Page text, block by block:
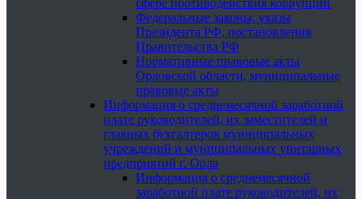
сфере противодействия коррупции
Федеральные законы, указы
Президента РФ, постановления
Правительства РФ
Нормативные правовые акты
Орловской области, муниципальные
правовые акты
Информация о среднемесячной заработной
плате руководителей, их заместителей и
главных бухгалтеров муниципальных
учреждений и муниципальных унитарных
предприятий г. Орла
Информация о среднемесячной
заработной плате руководителей, их